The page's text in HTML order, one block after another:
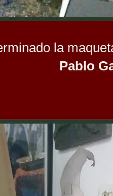
la
Pablo